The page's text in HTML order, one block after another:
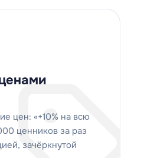
цен: «+10% на всю
ценников за раз
зачёркнутой